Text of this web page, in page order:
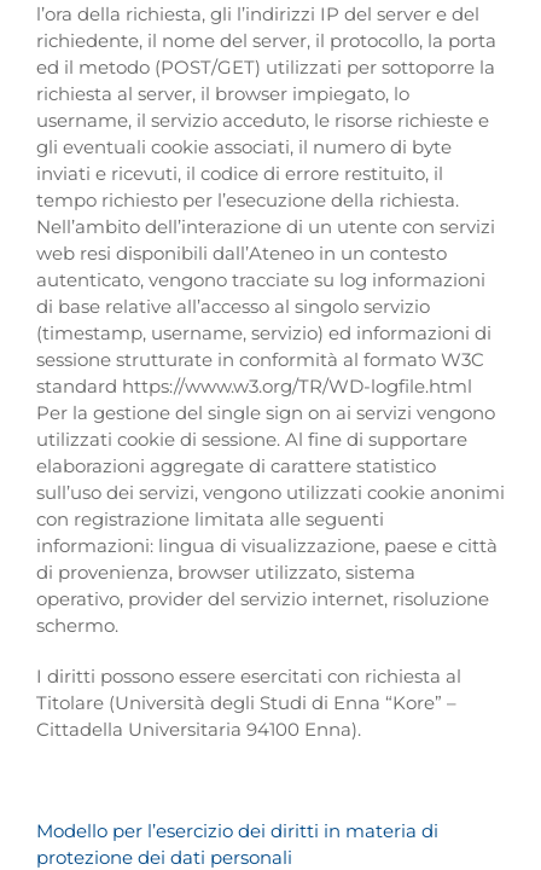
l’ora della richiesta, gli l’indirizzi IP del server e del
richiedente, il nome del server, il protocollo, la porta
ed il metodo (POST/GET) utilizzati per sottoporre la
richiesta al server, il browser impiegato, lo
username, il servizio acceduto, le risorse richieste e
gli eventuali cookie associati, il numero di byte
inviati e ricevuti, il codice di errore restituito, il
tempo richiesto per l’esecuzione della richiesta.
Nell’ambito dell’interazione di un utente con servizi
web resi disponibili dall’Ateneo in un contesto
autenticato, vengono tracciate su log informazioni
di base relative all’accesso al singolo servizio
(timestamp, username, servizio) ed informazioni di
sessione strutturate in conformità al formato W3C
standard https://www.w3.org/TR/WD-logfile.html
Per la gestione del single sign on ai servizi vengono
utilizzati cookie di sessione. Al fine di supportare
elaborazioni aggregate di carattere statistico
sull’uso dei servizi, vengono utilizzati cookie anonimi
con registrazione limitata alle seguenti
informazioni: lingua di visualizzazione, paese e città
di provenienza, browser utilizzato, sistema
operativo, provider del servizio internet, risoluzione
schermo.
I diritti possono essere esercitati con richiesta al
Titolare (Università degli Studi di Enna “Kore” –
Cittadella Universitaria 94100 Enna).
Modello per l’esercizio dei diritti in materia di
protezione dei dati personali